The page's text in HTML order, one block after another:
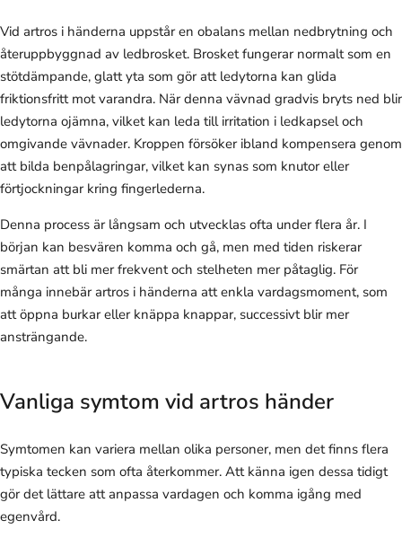
Vid artros i händerna uppstår en obalans mellan nedbrytning och
återuppbyggnad av ledbrosket. Brosket fungerar normalt som en
stötdämpande, glatt yta som gör att ledytorna kan glida
friktionsfritt mot varandra. När denna vävnad gradvis bryts ned blir
ledytorna ojämna, vilket kan leda till irritation i ledkapsel och
omgivande vävnader. Kroppen försöker ibland kompensera genom
att bilda benpålagringar, vilket kan synas som knutor eller
förtjockningar kring fingerlederna.
Denna process är långsam och utvecklas ofta under flera år. I
början kan besvären komma och gå, men med tiden riskerar
smärtan att bli mer frekvent och stelheten mer påtaglig. För
många innebär artros i händerna att enkla vardagsmoment, som
att öppna burkar eller knäppa knappar, successivt blir mer
ansträngande.
Vanliga symtom vid artros händer
Symtomen kan variera mellan olika personer, men det finns flera
typiska tecken som ofta återkommer. Att känna igen dessa tidigt
gör det lättare att anpassa vardagen och komma igång med
egenvård.